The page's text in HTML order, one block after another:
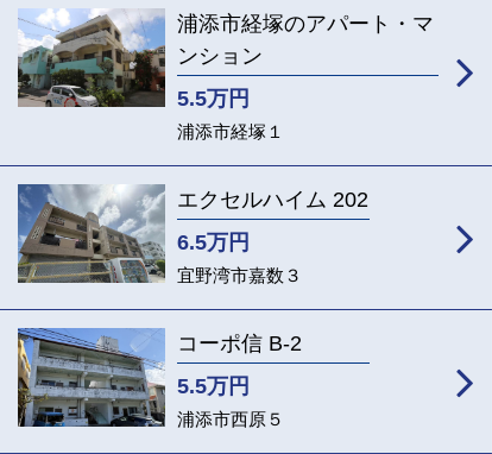
浦添市経塚のアパート・マ
ンション
5.5万円
浦添市経塚１
エクセルハイム 202
6.5万円
宜野湾市嘉数３
コーポ信 B-2
5.5万円
浦添市西原５